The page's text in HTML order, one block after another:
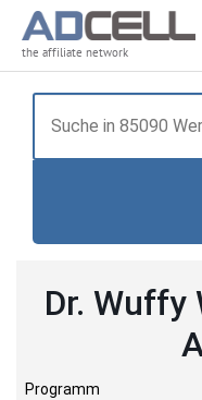
the affiliate network
Dr. Wuffy
Programm